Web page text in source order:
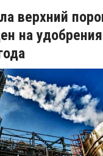
верхний
на